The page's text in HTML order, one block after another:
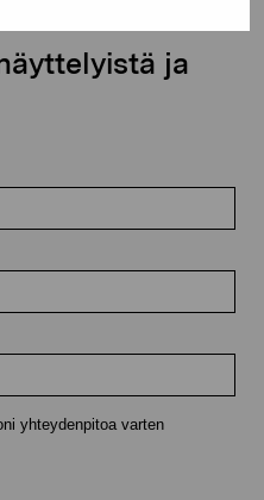
ja
yhteydenpitoa varten